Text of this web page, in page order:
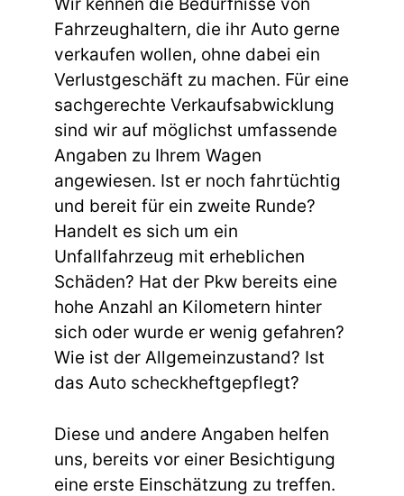
Wir kennen die Bedürfnisse von
Fahrzeughaltern, die ihr Auto gerne
verkaufen wollen, ohne dabei ein
Verlustgeschäft zu machen. Für eine
sachgerechte Verkaufsabwicklung
sind wir auf möglichst umfassende
Angaben zu Ihrem Wagen
angewiesen. Ist er noch fahrtüchtig
und bereit für ein zweite Runde?
Handelt es sich um ein
Unfallfahrzeug mit erheblichen
Schäden? Hat der Pkw bereits eine
hohe Anzahl an Kilometern hinter
sich oder wurde er wenig gefahren?
Wie ist der Allgemeinzustand? Ist
das Auto scheckheftgepflegt?
Diese und andere Angaben helfen
uns, bereits vor einer Besichtigung
eine erste Einschätzung zu treffen.